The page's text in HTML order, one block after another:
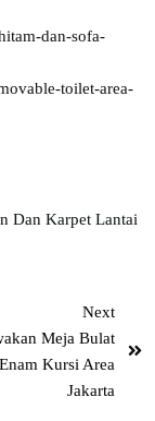
dan-sofa-
toilet-area-
Dan Karpet Lantai
Next
Meja Bulat
Kursi Area
Jakarta